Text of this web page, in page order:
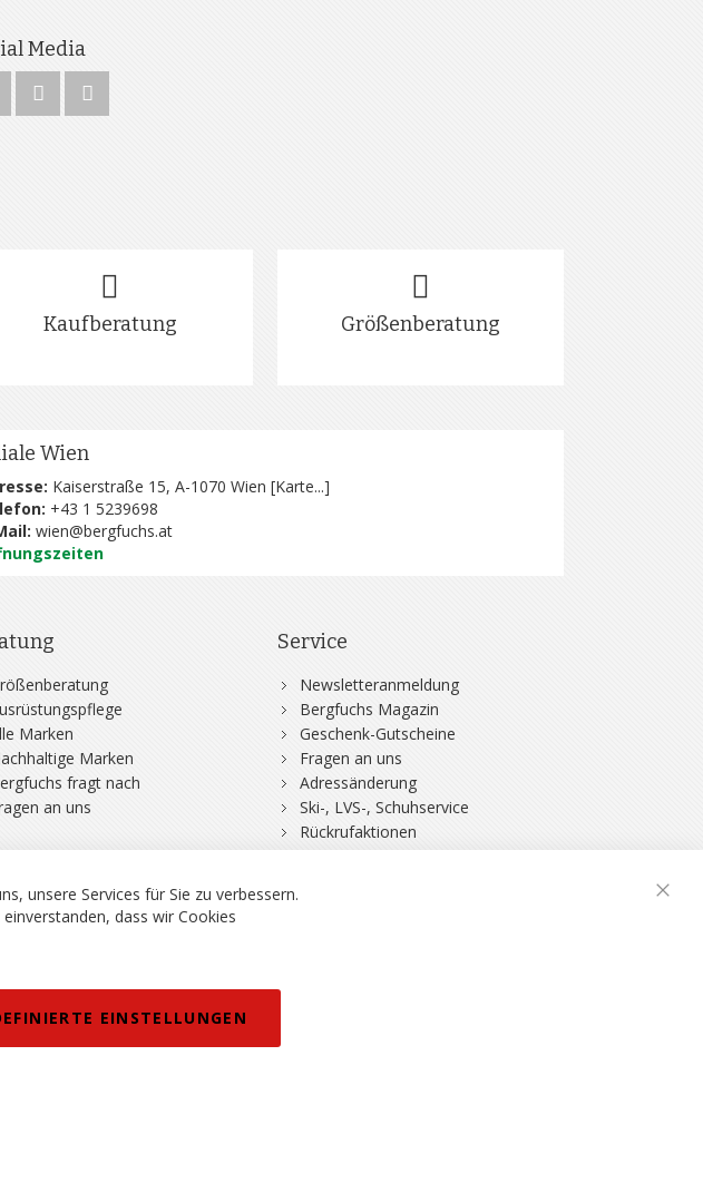
Media
Kaufberatung Größenberatung
Wien
Kaiserstraße 15, A-1070 Wien [Karte...]
+43 1 5239698
wien@bergfuchs.at
Marken
Marken
fragt nach
an uns
Service
Newsletteranmeldung
Bergfuchs Magazin
Geschenk-Gutscheine
Fragen an uns
Adressänderung
Ski-, LVS-, Schuhservice
Rückrufaktionen
DSV-Skiversicherung
Barrierefreiheitserklärung
Fehler, Irrtümer und Preisänderungen vorbehalten.